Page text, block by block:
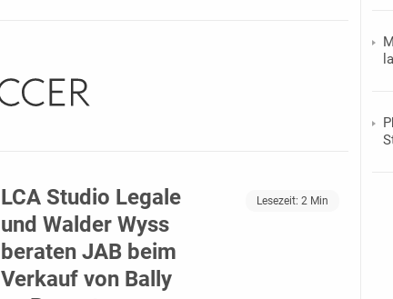
LCA Studio Legale
und Walder Wyss
beraten JAB beim
Verkauf von Bally
Lesezeit: 2 Min